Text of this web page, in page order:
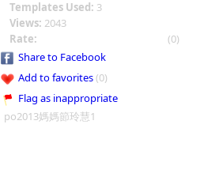
Templates Used: 3
Views: 2043
Rate:
(0)
Share to Facebook
Add to favorites(0)
Flag as inappropriate
po2013媽媽節玲慧1